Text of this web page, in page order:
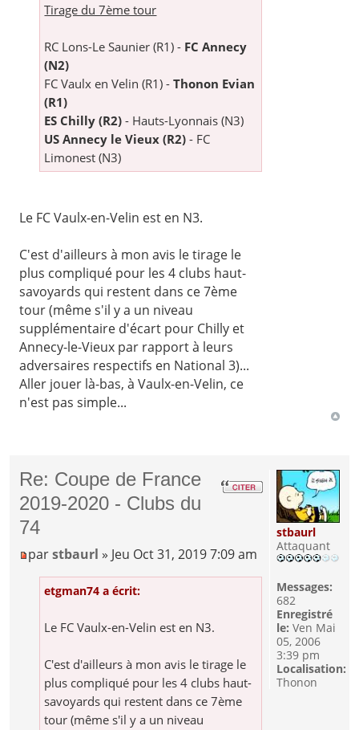
Tirage du 7ème tour
RC Lons-Le Saunier (R1) - FC Annecy
(N2)
FC Vaulx en Velin (R1) - Thonon Evian
(R1)
ES Chilly (R2) - Hauts-Lyonnais (N3)
US Annecy le Vieux (R2) - FC
Limonest (N3)
Le FC Vaulx-en-Velin est en N3.
C'est d'ailleurs à mon avis le tirage le
plus compliqué pour les 4 clubs haut-
savoyards qui restent dans ce 7ème
tour (même s'il y a un niveau
supplémentaire d'écart pour Chilly et
Annecy-le-Vieux par rapport à leurs
adversaires respectifs en National 3)...
Aller jouer là-bas, à Vaulx-en-Velin, ce
n'est pas simple...
Re: Coupe de France
2019-2020 - Clubs du
74
parstbaurl » Jeu Oct 31, 2019 7:09 am
etgman74 a écrit:
Le FC Vaulx-en-Velin est en N3.
C'est d'ailleurs à mon avis le tirage le
plus compliqué pour les 4 clubs haut-
savoyards qui restent dans ce 7ème
tour (même s'il y a un niveau
stbaurl
Attaquant
Messages:
682
Enregistré
le: Ven Mai
05, 2006
3:39 pm
Localisation:
Thonon